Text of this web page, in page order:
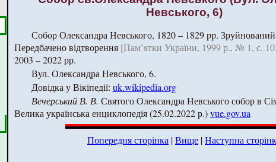
Невського, 6)
Собор Олександра Невського, 1820 – 1829 pp.
Передбачено відтворення [Пам’ятки України, 1999 р., № 1, с.
2003 – 2022 рр.
Вул. Олександра Невського, 6.
Довідка у Вікіпедії: uk.wikipedia.org
Вечерський В. В. Святого Олександра Невського собор в
Велика українська енциклопедія (25.02.2022 р.)vue.gov.ua
Попередня сторінка |Вище |Наступна